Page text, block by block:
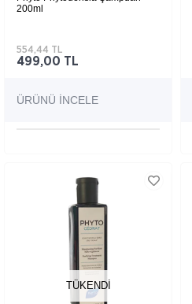
200ml
499,00 TL
554,44 TL
ÜRÜNÜ İNCELE
TÜKENDI